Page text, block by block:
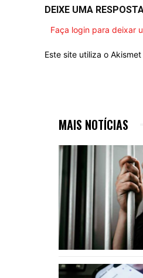
DEIXE UMA
Faça login para deixar
Este site utiliza o
MAIS NOTÍCIAS